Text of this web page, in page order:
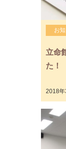
お
立命
た！
2018年